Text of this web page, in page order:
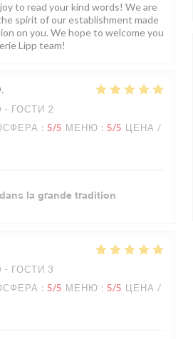
to read your kind words! We are
spirit of our establishment made
on you. We hope to welcome you
Lipp team!
- ГОСТИ 2
: 5/5 МЕНЮ : 5/5 ЦЕНА /
la grande tradition
- ГОСТИ 3
: 5/5 МЕНЮ : 5/5 ЦЕНА /